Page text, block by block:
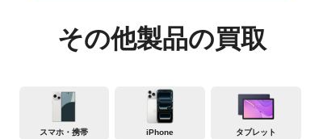
その他製品の買取
スマホ・携帯 iPhone タブレット